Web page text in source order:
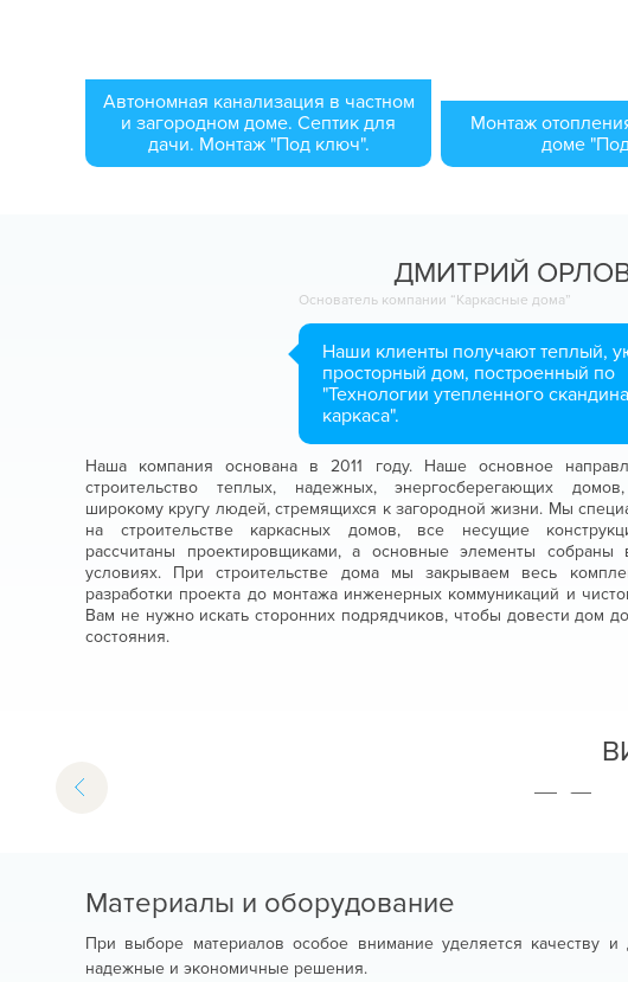
Автономная канализация в частном
и загородном доме. Септик для
дачи. Монтаж "Под ключ".
Монтаж
доме
ДМИТРИЙ
Основатель компании “Каркасные дома”
Наши клиенты получают теплый,
просторный дом, построенный по
"Технологии утепленного
каркаса".
Наша компания основана в 2011 году. Наше основное
строительство теплых, надежных, энергосберегающих
широкому кругу людей, стремящихся к загородной жизни. Мы
на строительстве каркасных домов, все несущие
рассчитаны проектировщиками, а основные элементы собраны
условиях. При строительстве дома мы закрываем весь
разработки проекта до монтажа инженерных коммуникаций и
Вам не нужно искать сторонних подрядчиков, чтобы довести дом
состояния.
Материалы и оборудование
При выборе материалов особое внимание уделяется качеству
надежные и экономичные решения.